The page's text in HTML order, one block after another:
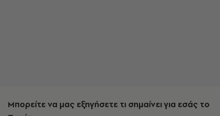
Μπορείτε να μας εξηγήσετε τι σημαίνει για εσάς το